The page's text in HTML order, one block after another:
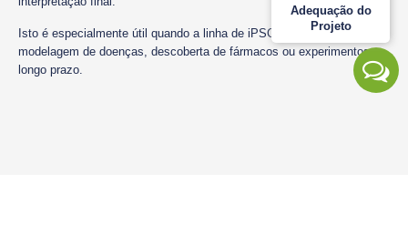
Adequação do
Projeto
Isto é especialmente útil quando a linha de iPSC editada apoiar a
modelagem de doenças, descoberta de fármacos ou experimentos a
longo prazo.